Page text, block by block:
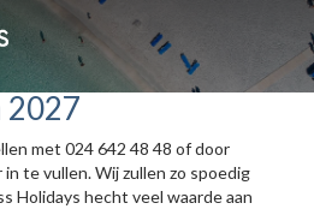
2027
met 024 642 48 48 of door
te vullen. Wij zullen zo spoedig
Holidays hecht veel waarde aan